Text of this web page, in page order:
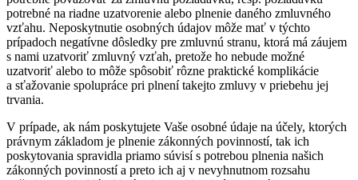
potrebné na riadne uzatvorenie alebo plnenie daného zmluvného
vzťahu. Neposkytnutie osobných údajov môže mať v týchto
prípadoch negatívne dôsledky pre zmluvnú stranu, ktorá má záujem
s nami uzatvoriť zmluvný vzťah, pretože ho nebude možné
uzatvoriť alebo to môže spôsobiť rôzne praktické komplikácie
a sťažovanie spolupráce pri plnení takejto zmluvy v priebehu jej
trvania.
V prípade, ak nám poskytujete Vaše osobné údaje na účely, ktorých
právnym základom je plnenie zákonných povinností, tak ich
poskytovania spravidla priamo súvisí s potrebou plnenia našich
zákonných povinností a preto ich aj v nevyhnutnom rozsahu